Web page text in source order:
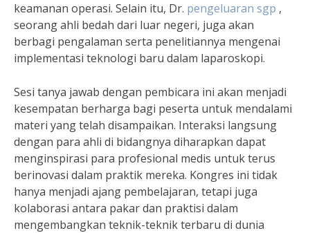
keamanan operasi. Selain itu, Dr. pengeluaran sgp ,
seorang ahli bedah dari luar negeri, juga akan
berbagi pengalaman serta penelitiannya mengenai
implementasi teknologi baru dalam laparoskopi.
Sesi tanya jawab dengan pembicara ini akan menjadi
kesempatan berharga bagi peserta untuk mendalami
materi yang telah disampaikan. Interaksi langsung
dengan para ahli di bidangnya diharapkan dapat
menginspirasi para profesional medis untuk terus
berinovasi dalam praktik mereka. Kongres ini tidak
hanya menjadi ajang pembelajaran, tetapi juga
kolaborasi antara pakar dan praktisi dalam
mengembangkan teknik-teknik terbaru di dunia